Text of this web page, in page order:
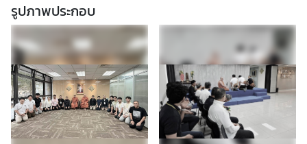
า
แ
ล
ะ
กิ
จ
ก
รูปภาพประกอบ